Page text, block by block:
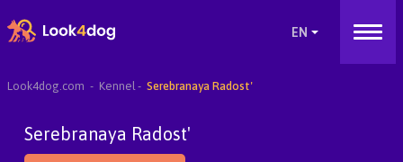
Look4dog.com Kennel Serebranaya Radost'
Serebranaya Radost'